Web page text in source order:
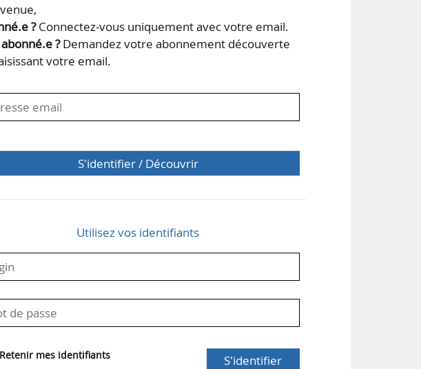
m
?Connectez-vous uniquement avec votre email.
?Demandez votre abonnement découverte
votre email.
S'identifier / Découvrir
Utilisez vos identifiants
Retenir mes identifiants S'identifier